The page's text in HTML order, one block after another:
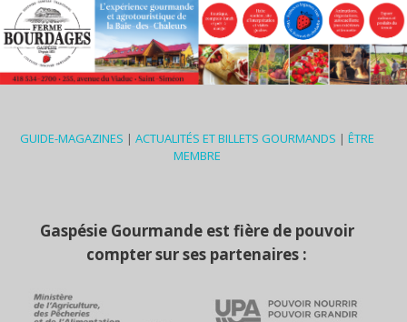
GUIDE-MAGAZINES | ACTUALITÉS ET BILLETS GOURMANDS | ÊTRE
MEMBRE
Gaspésie Gourmande est fière de pouvoir
compter sur ses partenaires :